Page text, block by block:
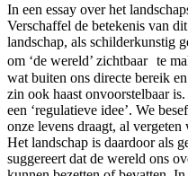
In een essay over het
Verschaffel de betekenis van
landschap, als schilderkunstig
om ‘de wereld’ zichtbaar te
wat buiten ons directe bereik
zin ook haast onvoorstelbaar
een ‘regulatieve idee’. We
onze levens draagt, al
Het landschap is daardoor als
suggereert dat de wereld ons